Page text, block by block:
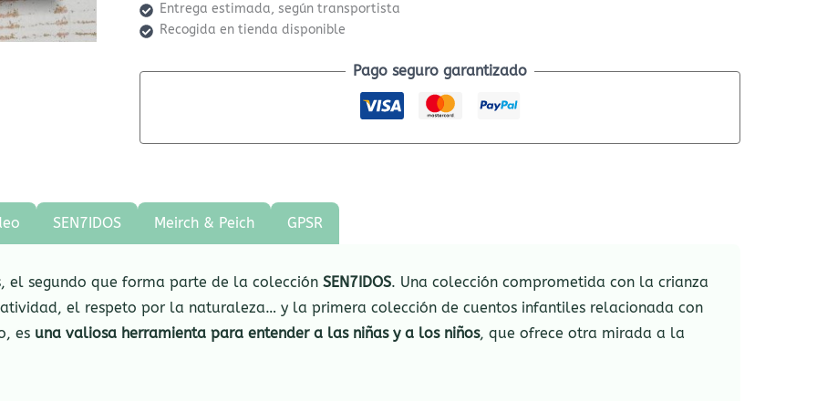
Entrega estimada, según transportista
Recogida en tienda disponible
Pago seguro garantizado
SEN7IDOS Meirch & Peich GPSR
el segundo que forma parte de la colección SEN7IDOS. Una colección comprometida con la crianza
el respeto por la naturaleza… y la primera colección de cuentos infantiles relacionada con
es una valiosa herramienta para entender a las niñas y a los niños, que ofrece otra mirada a la